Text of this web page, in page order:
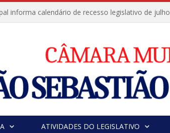
informa calendário de recesso legislativo de julho
ATIVIDADES DO LEGISLATIVO